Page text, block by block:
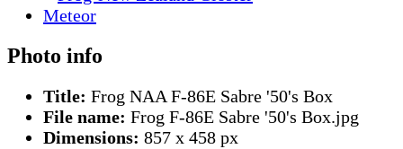
Photo info
Title: Frog NAA F-86E Sabre '50's Box
File name: Frog F-86E Sabre '50's Box.jpg
Dimensions: 857 x 458 px